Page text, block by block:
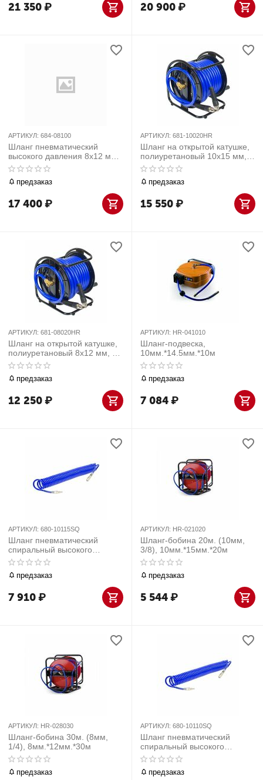
21 350₽ 20 900₽
АРТИКУЛ: 684-08100
Шланг пневматический
высокого давления 8х12 мм,
бухта 100 м,
поливинилхлоридный, гибкий
МАСТАК 684-08100
предзаказ
17 400₽
АРТИКУЛ: 681-10020HR
Шланг на открытой катушке,
полиуретановый 10х15 мм,
20 м, резьба 1/4' МАСТАК
681-10020HR
предзаказ
15 550₽
АРТИКУЛ: 681-08020HR
Шланг на открытой катушке,
полиуретановый 8х12 мм, 20
м, резьба 1/4' МАСТАК 681-
08020HR
предзаказ
12 250₽
АРТИКУЛ: HR-041010
Шланг-подвеска,
10мм.*14.5мм.*10м
предзаказ
7 084₽
АРТИКУЛ: 680-10115SQ
Шланг пневматический
спиральный высокого
давления 10х15 мм, 15 м,
полиуретановый, фитинги
МАСТАК 680-10115SQ
предзаказ
7 910₽
АРТИКУЛ: HR-021020
Шланг-бобина 20м. (10мм,
3/8), 10мм.*15мм.*20м
предзаказ
5 544₽
АРТИКУЛ: HR-028030
Шланг-бобина 30м. (8мм,
1/4), 8мм.*12мм.*30м
предзаказ
АРТИКУЛ: 680-10110SQ
Шланг пневматический
спиральный высокого
давления 10х15 мм, 10 м,
полиуретановый, фитинги
МАСТАК 680-10110SQ
предзаказ